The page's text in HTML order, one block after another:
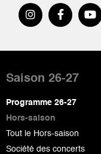
de
page
Saison 26-27
Programme 26-27
Hors-saison
Tout le Hors-saison
Société des concerts